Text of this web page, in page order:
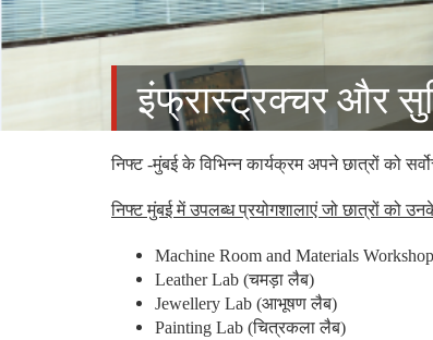
इंफ्रास्ट्रक्चर और
निफ्ट -मुंबई के विभिन्न कार्यक्रम अपने छात्रों को
निफ्ट मुंबई में उपलब्ध प्रयोगशालाएं जो छात्रों को
Machine Room and Materials Workshop
Leather Lab (चमड़ा लैब)
Jewellery Lab (आभूषण लैब)
Painting Lab (चित्रकला लैब)